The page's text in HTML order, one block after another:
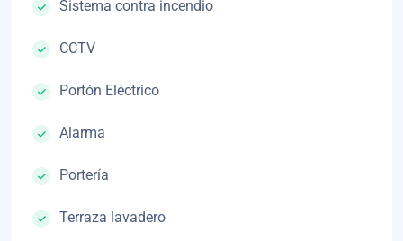
Sistema contra incendio
CCTV
Portón Eléctrico
Alarma
Portería
Terraza lavadero